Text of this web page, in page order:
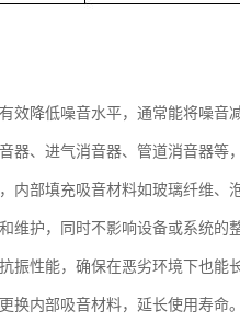
降低噪音水平，通常能将噪音减
、进气消音器、管道消音器等
部填充吸音材料如玻璃纤维、
维护，同时不影响设备或系统的
性能，确保在恶劣环境下也能
换内部吸音材料，延长使用寿命。